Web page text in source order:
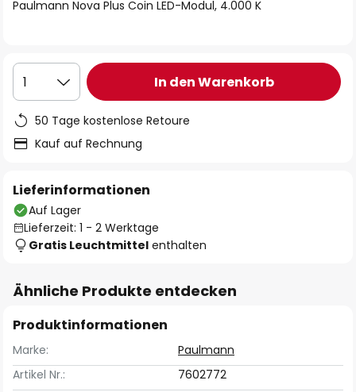
Paulmann Nova Plus Coin LED-Modul, 4.000 K
1 In den Warenkorb
50 Tage kostenlose Retoure
Kauf auf Rechnung
Lieferinformationen
Auf Lager
Lieferzeit: 1 - 2 Werktage
Gratis Leuchtmittel enthalten
Ähnliche Produkte entdecken
Produktinformationen
Marke:
Paulmann
Artikel Nr.:
7602772